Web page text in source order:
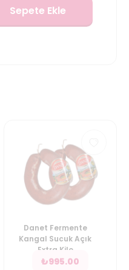
Sepete Ekle
Danet Fermente
Kangal Sucuk Açık
Extra Kilo
₺995.00